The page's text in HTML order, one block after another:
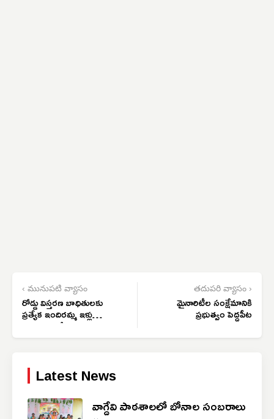
‹ మునుపటి వ్యాసం
రోడ్డు విస్తరణ బాధితులకు
ప్రత్యేక ఇందిరమ్మ ఇళ్లు
మంజూరు చేయాలి
తదుపరి వ్యాసం ›
మైనారిటీల సంక్షేమానికి
ప్రభుత్వం పెద్దపీట
Latest News
వాగ్దేవి పాఠశాలలో బోనాల సంబరాలు